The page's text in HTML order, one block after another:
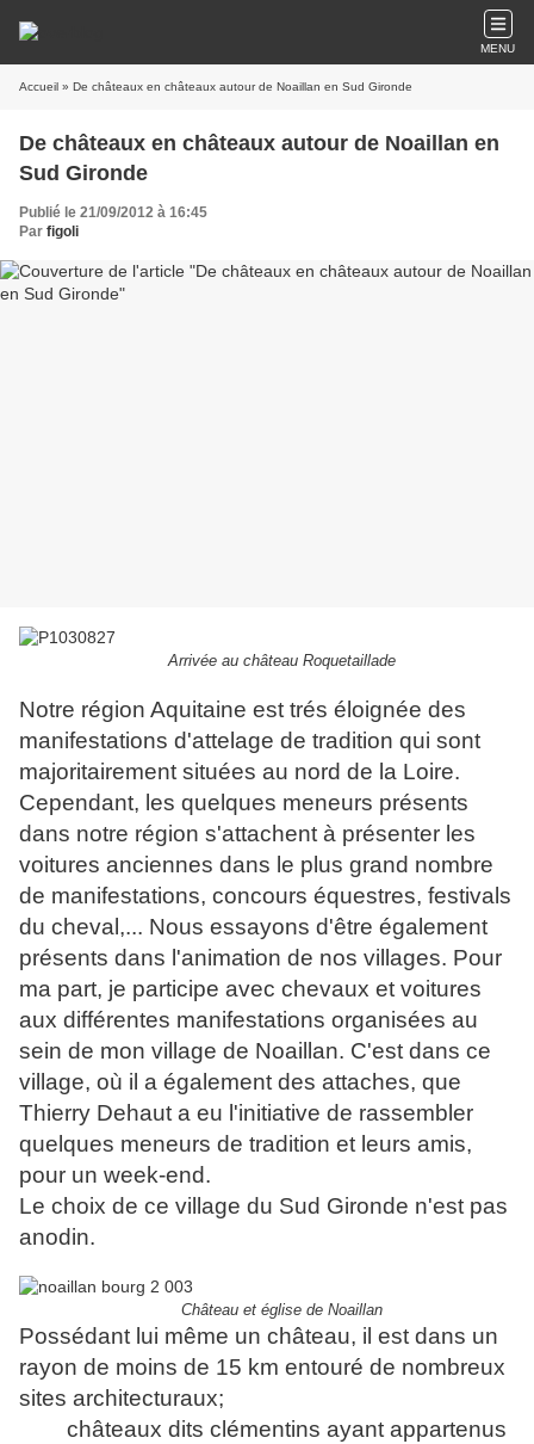
MENU
Accueil » De châteaux en châteaux autour de Noaillan en Sud Gironde
De châteaux en châteaux autour de Noaillan en
Sud Gironde
Publié le 21/09/2012 à 16:45
Par figoli
Arrivée au château Roquetaillade
Notre région Aquitaine est trés éloignée des
manifestations d'attelage de tradition qui sont
majoritairement situées au nord de la Loire.
Cependant, les quelques meneurs présents
dans notre région s'attachent à présenter les
voitures anciennes dans le plus grand nombre
de manifestations, concours équestres, festivals
du cheval,... Nous essayons d'être également
présents dans l'animation de nos villages. Pour
ma part, je participe avec chevaux et voitures
aux différentes manifestations organisées au
sein de mon village de Noaillan. C'est dans ce
village, où il a également des attaches, que
Thierry Dehaut a eu l'initiative de rassembler
quelques meneurs de tradition et leurs amis,
pour un week-end.
Le choix de ce village du Sud Gironde n'est pas
anodin.
Château et église de Noaillan
Possédant lui même un château, il est dans un
rayon de moins de 15 km entouré de nombreux
sites architecturaux;
châteaux dits clémentins ayant appartenus